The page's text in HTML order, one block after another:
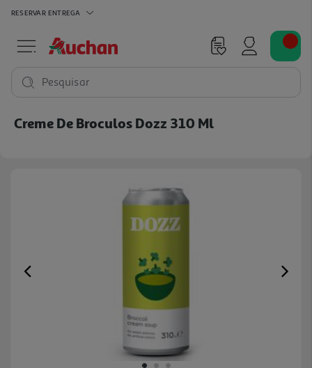
RESERVAR ENTREGA
Pesquisar
Creme De Broculos Dozz 310 Ml
Previous